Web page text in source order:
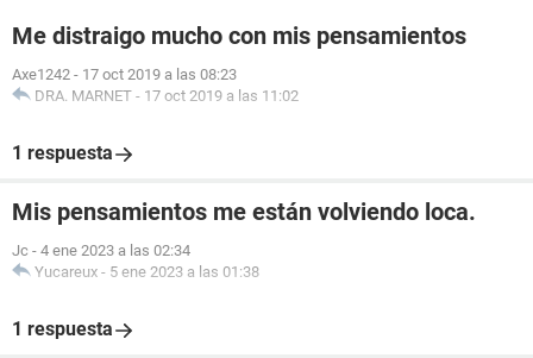
Me distraigo mucho con mis pensamientos
Axe1242 - 17 oct 2019 a las 08:23
DRA. MARNET - 17 oct 2019 a las 11:02
1 respuesta
Mis pensamientos me están volviendo loca.
Jc - 4 ene 2023 a las 02:34
Yucareux - 5 ene 2023 a las 01:38
1 respuesta